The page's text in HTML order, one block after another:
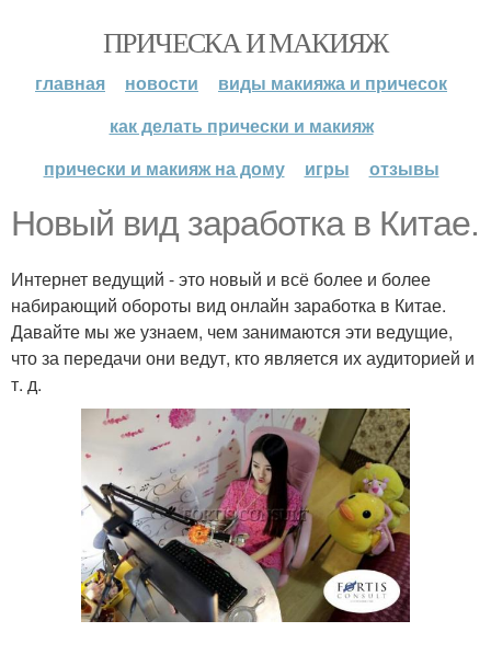
ПРИЧЕСКА И МАКИЯЖ
главная новости
виды макияжа и причесок
как делать прически и макияж
прически и макияж на дому
игры отзывы
Новый вид заработка в Китае.
Интернет ведущий - это новый и всё более и более
набирающий обороты вид онлайн заработка в Китае.
Давайте мы же узнаем, чем занимаются эти ведущие,
что за передачи они ведут, кто является их аудиторией и
т. д.